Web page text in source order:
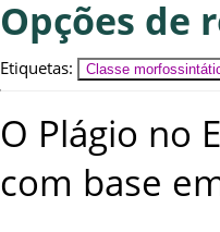
Opções de
Etiquetas: Classe
O Plágio no
com base